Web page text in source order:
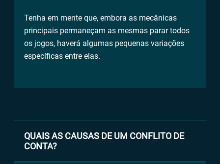
Tenha em mente que, embora as mecânicas
principais permaneçam as mesmas parar todos
os jogos, haverá algumas pequenas variações
específicas entre elas.
QUAIS AS CAUSAS DE UM CONFLITO DE
CONTA?